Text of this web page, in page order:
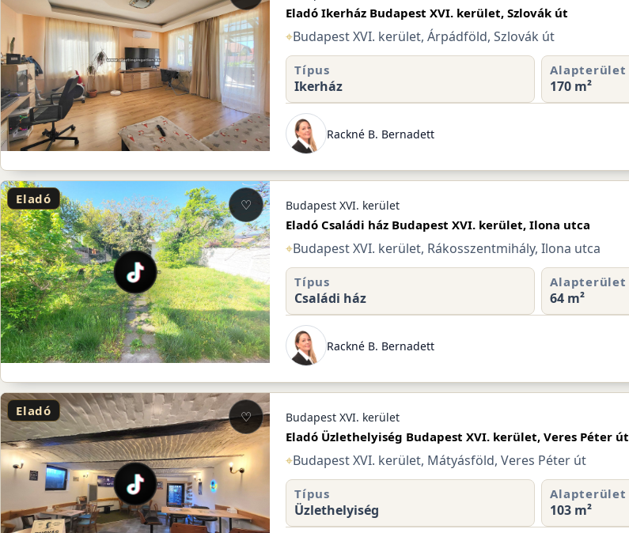
Eladó Ikerház Budapest XVI. kerület, Szlovák út
⌖Budapest XVI. kerület, Árpádföld, Szlovák út
Típus
Ikerház
Alapterület
170 m²
Rackné B. Bernadett
Eladó ♡ Budapest XVI. kerület
Eladó Családi ház Budapest XVI. kerület, Ilona utca
⌖Budapest XVI. kerület, Rákosszentmihály, Ilona utca
Típus
Családi ház
Alapterület
64 m²
Rackné B. Bernadett
Eladó ♡ Budapest XVI. kerület
Eladó Üzlethelyiség Budapest XVI. kerület, Veres Péter út
⌖Budapest XVI. kerület, Mátyásföld, Veres Péter út
Típus
Üzlethelyiség
Alapterület
103 m²